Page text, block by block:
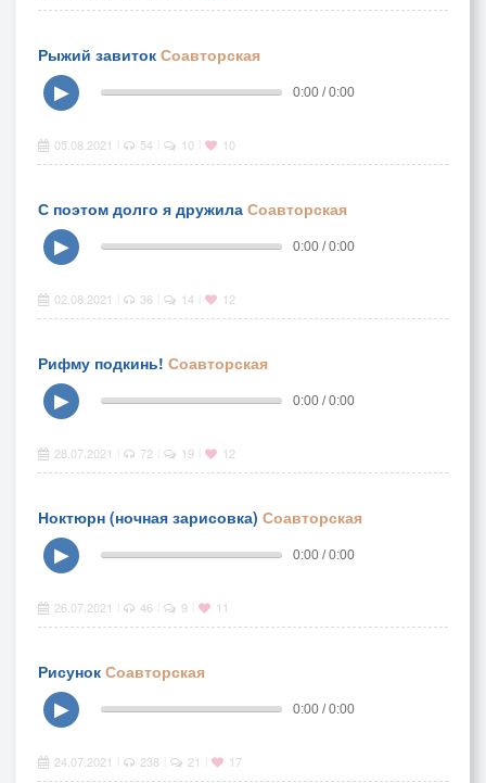
Рыжий завиток Соавторская
▶
0:00 / 0:00
05.08.2021 54 10 10
С поэтом долго я дружила Соавторская
▶
0:00 / 0:00
02.08.2021 36 14 12
Рифму подкинь! Соавторская
▶
0:00 / 0:00
28.07.2021 72 19 12
Ноктюрн (ночная зарисовка) Соавторская
▶
0:00 / 0:00
26.07.2021 46 9 11
Рисунок Соавторская
▶
0:00 / 0:00
24.07.2021 238 21 17